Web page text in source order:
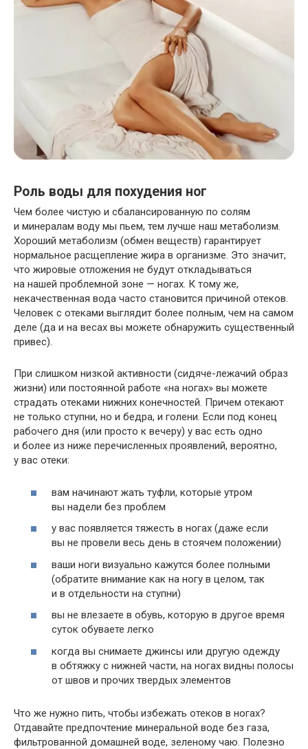
Роль воды для похудения ног
Чем более чистую и сбалансированную по солям
и минералам воду мы пьем, тем лучше наш метаболизм.
Хороший метаболизм (обмен веществ) гарантирует
нормальное расщепление жира в организме. Это значит,
что жировые отложения не будут откладываться
на нашей проблемной зоне — ногах. К тому же,
некачественная вода часто становится причиной отеков.
Человек с отеками выглядит более полным, чем на самом
деле (да и на весах вы можете обнаружить существенный
привес).
При слишком низкой активности (сидяче-лежачий образ
жизни) или постоянной работе «на ногах» вы можете
страдать отеками нижних конечностей. Причем отекают
не только ступни, но и бедра, и голени. Если под конец
рабочего дня (или просто к вечеру) у вас есть одно
и более из ниже перечисленных проявлений, вероятно,
у вас отеки:
вам начинают жать туфли, которые утром
вы надели без проблем
у вас появляется тяжесть в ногах (даже если
вы не провели весь день в стоячем положении)
ваши ноги визуально кажутся более полными
(обратите внимание как на ногу в целом, так
и в отдельности на ступни)
вы не влезаете в обувь, которую в другое время
суток обуваете легко
когда вы снимаете джинсы или другую одежду
в обтяжку с нижней части, на ногах видны полосы
от швов и прочих твердых элементов
Что же нужно пить, чтобы избежать отеков в ногах?
Отдавайте предпочтение минеральной воде без газа,
фильтрованной домашней воде, зеленому чаю. Полезно